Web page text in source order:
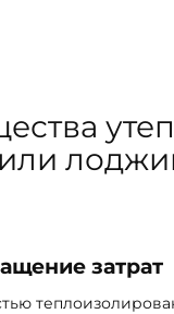
затрат